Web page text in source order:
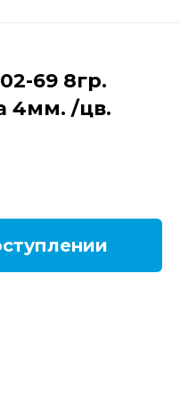
69 8гр.
4мм. /цв.